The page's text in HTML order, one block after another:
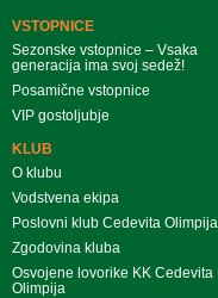
VSTOPNICE
Sezonske vstopnice – Vsaka
generacija ima svoj sedež!
Posamične vstopnice
VIP gostoljubje
KLUB
O klubu
Vodstvena ekipa
Poslovni klub Cedevita Olimpija
Zgodovina kluba
Osvojene lovorike KK Cedevita
Olimpija